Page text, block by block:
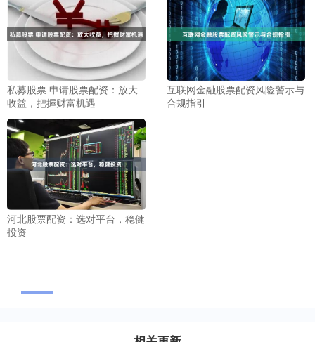
私募股票 申请股票配资：放大
收益，把握财富机遇
互联网金融股票配资风险警示与
合规指引
河北股票配资：选对平台，稳健
投资